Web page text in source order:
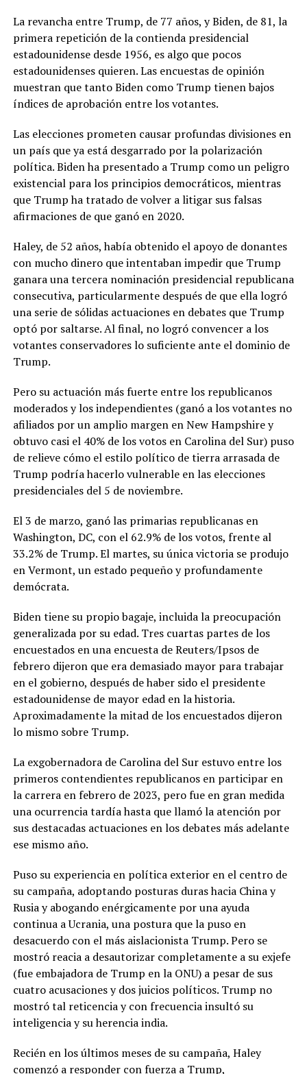
La revancha entre Trump, de 77 años, y Biden, de 81, la
primera repetición de la contienda presidencial
estadounidense desde 1956, es algo que pocos
estadounidenses quieren. Las encuestas de opinión
muestran que tanto Biden como Trump tienen bajos
índices de aprobación entre los votantes.
Las elecciones prometen causar profundas divisiones en
un país que ya está desgarrado por la polarización
política. Biden ha presentado a Trump como un peligro
existencial para los principios democráticos, mientras
que Trump ha tratado de volver a litigar sus falsas
afirmaciones de que ganó en 2020.
Haley, de 52 años, había obtenido el apoyo de donantes
con mucho dinero que intentaban impedir que Trump
ganara una tercera nominación presidencial republicana
consecutiva, particularmente después de que ella logró
una serie de sólidas actuaciones en debates que Trump
optó por saltarse. Al final, no logró convencer a los
votantes conservadores lo suficiente ante el dominio de
Trump.
Pero su actuación más fuerte entre los republicanos
moderados y los independientes (ganó a los votantes no
afiliados por un amplio margen en New Hampshire y
obtuvo casi el 40% de los votos en Carolina del Sur) puso
de relieve cómo el estilo político de tierra arrasada de
Trump podría hacerlo vulnerable en las elecciones
presidenciales del 5 de noviembre.
El 3 de marzo, ganó las primarias republicanas en
Washington, DC, con el 62.9% de los votos, frente al
33.2% de Trump. El martes, su única victoria se produjo
en Vermont, un estado pequeño y profundamente
demócrata.
Biden tiene su propio bagaje, incluida la preocupación
generalizada por su edad. Tres cuartas partes de los
encuestados en una encuesta de Reuters/Ipsos de
febrero dijeron que era demasiado mayor para trabajar
en el gobierno, después de haber sido el presidente
estadounidense de mayor edad en la historia.
Aproximadamente la mitad de los encuestados dijeron
lo mismo sobre Trump.
La exgobernadora de Carolina del Sur estuvo entre los
primeros contendientes republicanos en participar en
la carrera en febrero de 2023, pero fue en gran medida
una ocurrencia tardía hasta que llamó la atención por
sus destacadas actuaciones en los debates más adelante
ese mismo año.
Puso su experiencia en política exterior en el centro de
su campaña, adoptando posturas duras hacia China y
Rusia y abogando enérgicamente por una ayuda
continua a Ucrania, una postura que la puso en
desacuerdo con el más aislacionista Trump. Pero se
mostró reacia a desautorizar completamente a su exjefe
(fue embajadora de Trump en la ONU) a pesar de sus
cuatro acusaciones y dos juicios políticos. Trump no
mostró tal reticencia y con frecuencia insultó su
inteligencia y su herencia india.
Recién en los últimos meses de su campaña, Haley
comenzó a responder con fuerza a Trump,